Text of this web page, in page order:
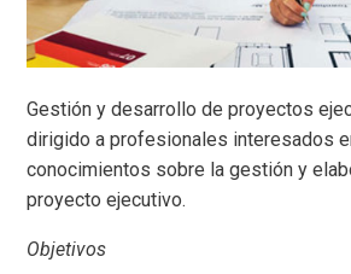
Gestión y desarrollo de proyectos
dirigido a profesionales interesados
conocimientos sobre la gestión y
proyecto ejecutivo.
Objetivos